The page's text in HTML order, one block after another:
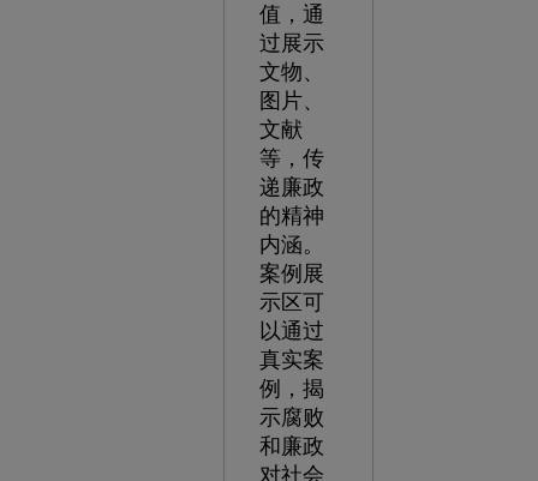
值，通
过展示
文物、
图片、
文献
等，传
递廉政
的精神
内涵。
案例展
示区可
以通过
真实案
例，揭
示腐败
和廉政
对社会